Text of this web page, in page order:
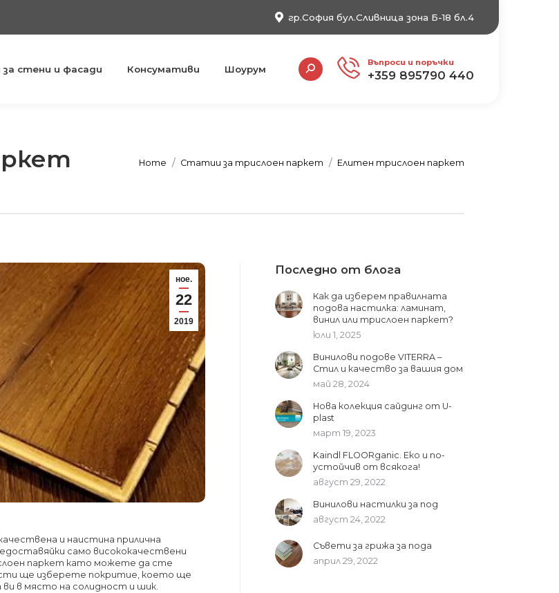
гр.София бул.Сливница зона Б-18 бл.4
за стени и фасади Консумативи Шоурум
Search: Въпроси и поръчки
+359 895790 440
Home
Статии за трислоен паркет Елитен трислоен паркет
ное.
22
2019
и наистина прилична
само висококачествени
паркет като можете да сте
ще изберете покритие, което ще
в място на солидност и шик.
Последно от блога
Как да изберем правилната
подова настилка: ламинат,
винил или трислоен паркет?
юли 1, 2025
Винилови подове VITERRA –
Стил и качество за вашия дом
май 28, 2024
Нова колекция сайдинг от U-
plast
март 19, 2023
Kaindl FLOORganic. Еко и по-
устойчив от всякога!
август 29, 2022
Винилови настилки за под
август 24, 2022
Съвети за грижа за пода
април 29, 2022